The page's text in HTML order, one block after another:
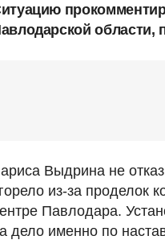
области,
Выдрина не
из-за проделок
Павлодара.
дело именно по